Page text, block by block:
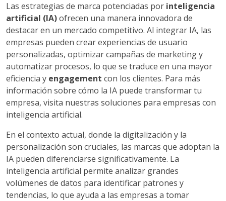
Las estrategias de marca potenciadas por inteligencia
artificial (IA)ofrecen una manera innovadora de
destacar en un mercado competitivo. Al integrar IA, las
empresas pueden crear experiencias de usuario
personalizadas, optimizar campañas de marketing y
automatizar procesos, lo que se traduce en una mayor
eficiencia y engagement con los clientes. Para más
información sobre cómo la IA puede transformar tu
empresa, visita nuestras soluciones para empresas con
inteligencia artificial.
En el contexto actual, donde la digitalización y la
personalización son cruciales, las marcas que adoptan la
IA pueden diferenciarse significativamente. La
inteligencia artificial permite analizar grandes
volúmenes de datos para identificar patrones y
tendencias, lo que ayuda a las empresas a tomar